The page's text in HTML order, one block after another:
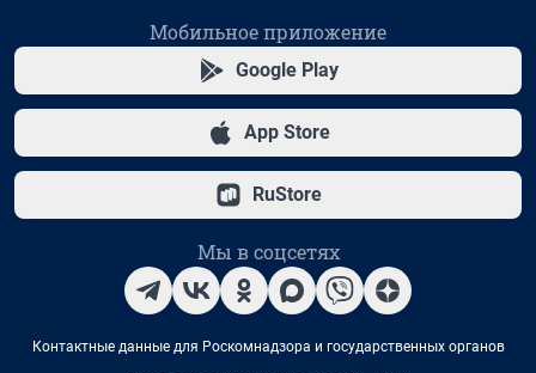
Мобильное приложение
Google Play
App Store
RuStore
Мы в соцсетях
Контактные данные для Роскомнадзора и государственных органов